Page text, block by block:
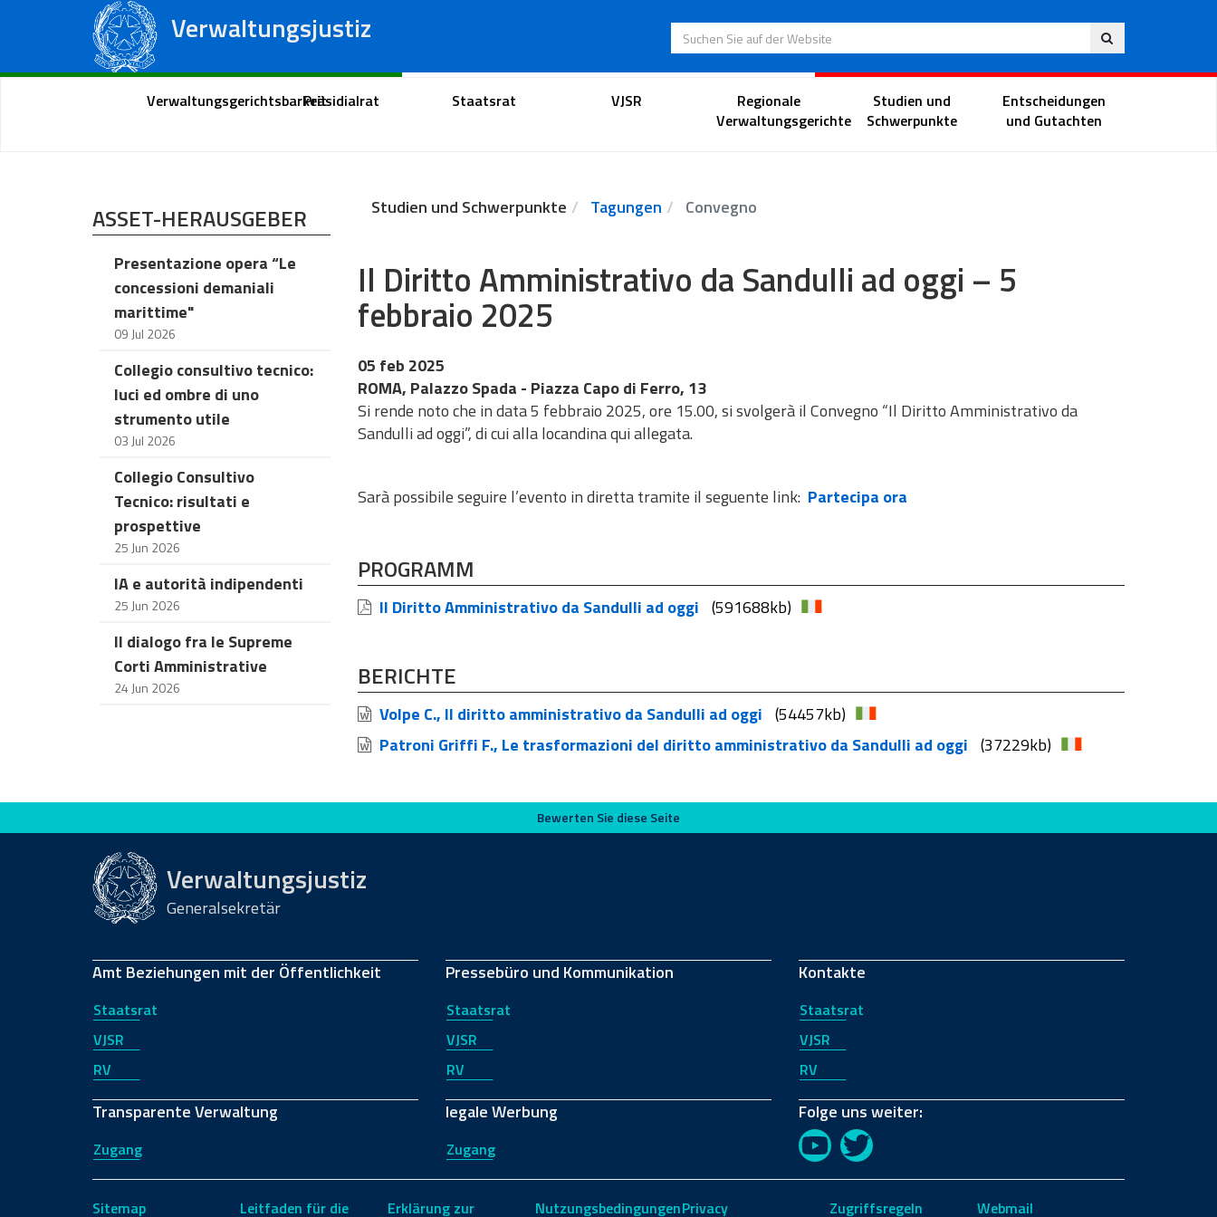
Verwaltungsjustiz
Regionale Verwaltungsgerichte
Deu
Suchen Sie auf der Website
Portal des Bürgers Anwaltsportal Richterportal
VerwaltungsgerichtsbarkeitPräsidialrat Staatsrat VJSR
Regionale
Verwaltungsgerichte
Studien und
Schwerpunkte
Entscheidungen
und Gutachten
ASSET-HERAUSGEBER
Presentazione opera “Le
concessioni demaniali
marittime"
09 Jul 2026
Collegio consultivo tecnico:
luci ed ombre di uno
strumento utile
03 Jul 2026
Collegio Consultivo
Tecnico: risultati e
prospettive
25 Jun 2026
IA e autorità indipendenti
25 Jun 2026
Il dialogo fra le Supreme
Corti Amministrative
24 Jun 2026
Studien und Schwerpunkte Tagungen Convegno
Il Diritto Amministrativo da Sandulli ad oggi – 5
febbraio 2025
05 feb 2025
ROMA, Palazzo Spada - Piazza Capo di Ferro, 13
Si rende noto che in data 5 febbraio 2025, ore 15.00, si svolgerà il Convegno “Il Diritto Amministrativo da
Sandulli ad oggi”, di cui alla locandina qui allegata.
Sarà possibile seguire l’evento in diretta tramite il seguente link: Partecipa ora
PROGRAMM
Il Diritto Amministrativo da Sandulli ad oggi (591688kb)
BERICHTE
Volpe C., Il diritto amministrativo da Sandulli ad oggi (54457kb)
Patroni Griffi F., Le trasformazioni del diritto amministrativo da Sandulli ad oggi (37229kb)
Bewerten Sie diese Seite Bewerten Sie diese Seite
Verwaltungsjustiz
Generalsekretär
Amt Beziehungen mit der Öffentlichkeit
Staatsrat
VJSR
RV
Transparente Verwaltung
Zugang
Pressebüro und Kommunikation
Staatsrat
VJSR
RV
legale Werbung
Zugang
Kontakte
Staatsrat
VJSR
RV
Folge uns weiter:
YouTubeTwitter
Sitemap Leitfaden für die Erklärung zur NutzungsbedingungenPrivacy Zugriffsregeln Webmail